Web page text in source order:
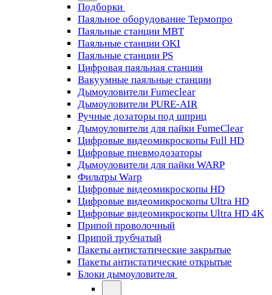
Подборки
Паяльное оборудование Термопро
Паяльные станции MBT
Паяльные станции OKI
Паяльные станции PS
Цифровая паяльная станция
Вакуумные паяльные станции
Дымоуловители Fumeclear
Дымоуловители PURE-AIR
Ручные дозаторы под шприц
Дымоуловители для пайки FumeClear
Цифровые видеомикроскопы Full HD
Цифровые пневмодозаторы
Дымоуловители для пайки WARP
Фильтры Warp
Цифровые видеомикроскопы HD
Цифровые видеомикроскопы Ultra HD
Цифровые видеомикроскопы Ultra HD 4K
Припой проволочный
Припой трубчатый
Пакеты антистатические закрытые
Пакеты антистатические открытые
Блоки дымоуловителя